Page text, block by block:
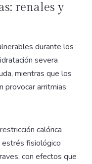
renales y
durante los
severa
mientras que los
provocar arritmias
calórica
estrés fisiológico
con efectos que